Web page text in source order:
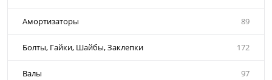
Амортизаторы 89
Болты, Гайки, Шайбы, Заклепки 172
Валы 97